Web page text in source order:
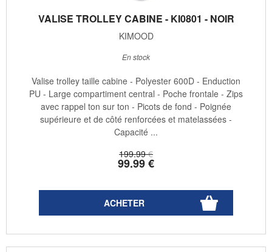
VALISE TROLLEY CABINE - KI0801 - NOIR
KIMOOD
199.99 €
99.99€
En stock
Valise trolley taille cabine - Polyester 600D - Enduction
PU - Large compartiment central - Poche frontale - Zips
avec rappel ton sur ton - Picots de fond - Poignée
supérieure et de côté renforcées et matelassées -
Capacité ...